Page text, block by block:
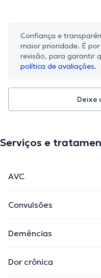
Confiança e
maior prioridade. É
revisão, para garantir
política de avaliações.
Deixe
Serviços e
AVC
Convulsões
Demências
Dor crônica